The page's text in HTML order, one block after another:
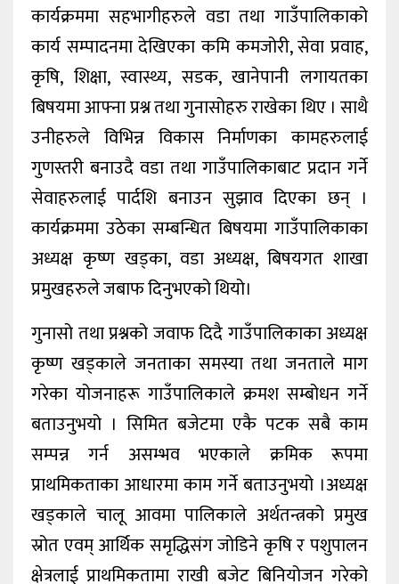
कार्यक्रममा सहभागीहरुले वडा तथा गाउँपालिकाको
कार्य सम्पादनमा देखिएका कमि कमजोरी, सेवा प्रवाह,
कृषि, शिक्षा, स्वास्थ्य, सडक, खानेपानी लगायतका
बिषयमा आफ्ना प्रश्न तथा गुनासोहरु राखेका थिए । साथै
उनीहरुले विभिन्न विकास निर्माणका कामहरुलाई
गुणस्तरी बनाउदै वडा तथा गाउँपालिकाबाट प्रदान गर्ने
सेवाहरुलाई पार्दशि बनाउन सुझाव दिएका छन् ।
कार्यक्रममा उठेका सम्बन्धित बिषयमा गाउँपालिकाका
अध्यक्ष कृष्ण खड्का, वडा अध्यक्ष, बिषयगत शाखा
प्रमुखहरुले जबाफ दिनुभएको थियो।
गुनासो तथा प्रश्नको जवाफ दिदै गाउँपालिकाका अध्यक्ष
कृष्ण खड्काले जनताका समस्या तथा जनताले माग
गरेका योजनाहरू गाउँपालिकाले क्रमश सम्बोधन गर्ने
बताउनुभयो । सिमित बजेटमा एकै पटक सबै काम
सम्पन्न गर्न असम्भव भएकाले क्रमिक रूपमा
प्राथमिकताका आधारमा काम गर्ने बताउनुभयो ।अध्यक्ष
खड्काले चालू आवमा पालिकाले अर्थतन्त्रको प्रमुख
स्रोत एवम् आर्थिक समृद्धिसंग जोडिने कृषि र पशुपालन
क्षेत्रलाई प्राथमिकतामा राखी बजेट बिनियोजन गरेको